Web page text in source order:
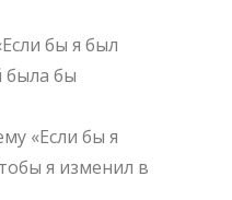
бы я был
была бы
«Если бы я
я изменил в